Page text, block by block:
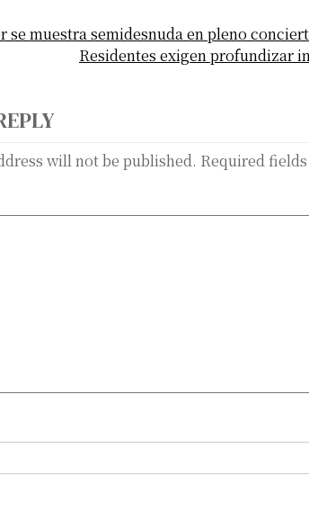
se muestra semidesnuda en pleno
Residentes exigen profundizar
will not be published. Required